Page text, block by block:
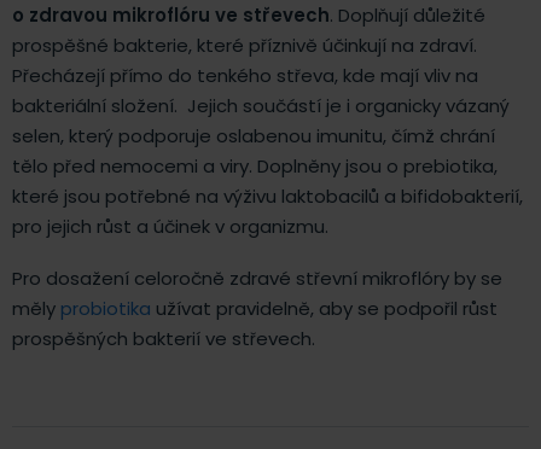
o zdravou mikroflóru ve střevech. Doplňují důležité
prospěšné bakterie, které příznivě účinkují na zdraví.
Přecházejí přímo do tenkého střeva, kde mají vliv na
bakteriální složení. Jejich součástí je i organicky vázaný
selen, který podporuje oslabenou imunitu, čímž chrání
tělo před nemocemi a viry. Doplněny jsou o prebiotika,
které jsou potřebné na výživu laktobacilů a bifidobakterií,
pro jejich růst a účinek v organizmu.
Pro dosažení celoročně zdravé střevní mikroflóry by se
měly probiotika užívat pravidelně, aby se podpořil růst
prospěšných bakterií ve střevech.